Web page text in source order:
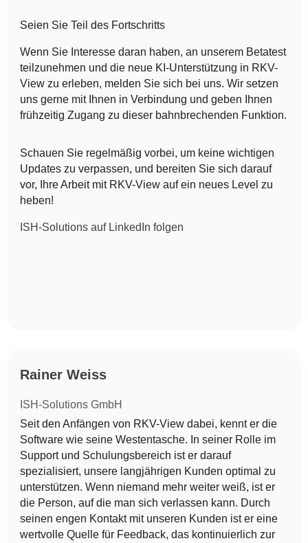
Seien Sie Teil des Fortschritts
Wenn Sie Interesse daran haben, an unserem Betatest
teilzunehmen und die neue KI-Unterstützung in RKV-
View zu erleben, melden Sie sich bei uns. Wir setzen
uns gerne mit Ihnen in Verbindung und geben Ihnen
frühzeitig Zugang zu dieser bahnbrechenden Funktion.
Schauen Sie regelmäßig vorbei, um keine wichtigen
Updates zu verpassen, und bereiten Sie sich darauf
vor, Ihre Arbeit mit RKV-View auf ein neues Level zu
heben!
ISH-Solutions auf LinkedIn folgen
Rainer Weiss
ISH-Solutions GmbH
Seit den Anfängen von RKV-View dabei, kennt er die
Software wie seine Westentasche. In seiner Rolle im
Support und Schulungsbereich ist er darauf
spezialisiert, unsere langjährigen Kunden optimal zu
unterstützen. Wenn niemand mehr weiter weiß, ist er
die Person, auf die man sich verlassen kann. Durch
seinen engen Kontakt mit unseren Kunden ist er eine
wertvolle Quelle für Feedback, das kontinuierlich zur